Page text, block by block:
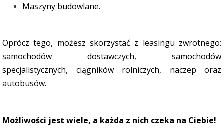
Maszyny budowlane.
Oprócz tego, możesz skorzystać z leasingu zwrotnego:
samochodów dostawczych, samochodów
specjalistycznych, ciągników rolniczych, naczep oraz
autobusów.
Możliwości jest wiele, a każda z nich czeka na Ciebie!